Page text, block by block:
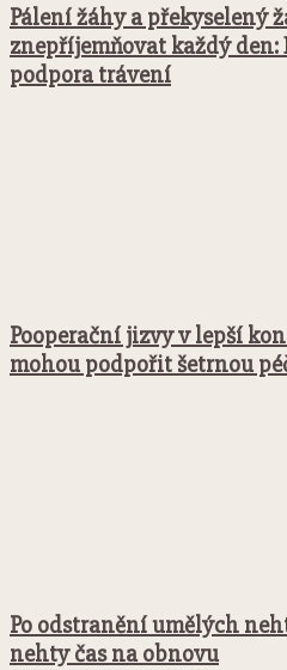
Pálení žáhy a překyselený
znepříjemňovat každý
podpora trávení
Pooperační jizvy v lepší
mohou podpořit šetrnou
Po odstranění umělých
nehty čas na obnovu